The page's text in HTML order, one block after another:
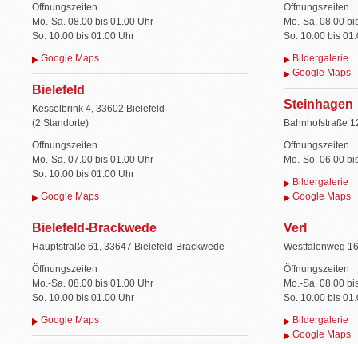
Öffnungszeiten
Mo.-Sa. 08.00 bis 01.00 Uhr
So. 10.00 bis 01.00 Uhr
Google Maps
Bielefeld
Kesselbrink 4, 33602 Bielefeld
(2 Standorte)
Öffnungszeiten
Mo.-Sa. 07.00 bis 01.00 Uhr
So. 10.00 bis 01.00 Uhr
Google Maps
Bielefeld-Brackwede
Hauptstraße 61, 33647 Bielefeld-Brackwede
Öffnungszeiten
Mo.-Sa. 08.00 bis 01.00 Uhr
So. 10.00 bis 01.00 Uhr
Google Maps
Öffnungszeiten
Mo.-Sa. 08.00
So. 10.00 bis
Bildergalerie
Google Maps
Steinhagen
Bahnhofstraße
Öffnungszeiten
Mo.-So. 06.00
Bildergalerie
Google Maps
Verl
Westfalenweg
Öffnungszeiten
Mo.-Sa. 08.00
So. 10.00 bis
Bildergalerie
Google Maps